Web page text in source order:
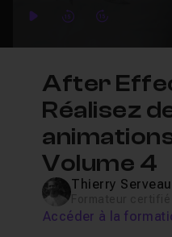
PlayForwardForward
After
Réalisez
Volume 4
Thierry Serveau
Accéder à la